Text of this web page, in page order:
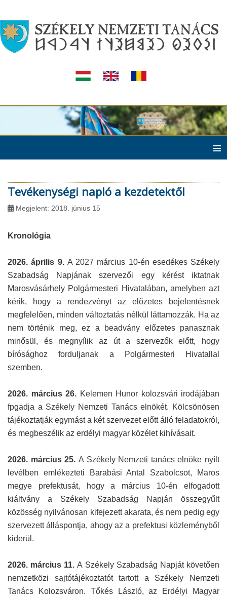
≡
Tevékenységi napló a kezdetektől
Megjelent: 2018. június 15
Kronológia
2026. április 9. A 2027 március 10-én esedékes Székely
Szabadság Napjának szervezői egy kérést iktatnak
Marosvásárhely Polgármesteri Hivatalában, amelyben azt
kérik, hogy a rendezvényt az előzetes bejelentésnek
megfelelően, minden változtatás nélkül láttamozzák. Ha az
nem történik meg, ez a beadvány előzetes panasznak
minősül, és megnyílik az út a szervezők előtt, hogy
bírósághoz forduljanak a Polgármesteri Hivatallal
szemben.
2026. március 26. Kelemen Hunor kolozsvári irodájában
fpgadja a Székely Nemzeti Tanács elnökét. Kölcsönösen
tájékoztatják egymást a két szervezet előtt álló feladatokról,
és megbeszélik az erdélyi magyar közélet kihívásait.
2026. március 25. A Székely Nemzeti tanács elnöke nyílt
levélben emlékezteti Barabási Antal Szabolcsot, Maros
megye prefektusát, hogy a március 10-én elfogadott
kiáltvány a Székely Szabadság Napján összegyűlt
közösség nyilvánosan kifejezett akarata, és nem pedig egy
szervezett álláspontja, ahogy az a prefektusi közleményből
kiderül.
2026. március 11.A Székely Szabadság Napját követően
nemzetközi sajtótájékoztatót tartott a Székely Nemzeti
Tanács Kolozsváron. Tőkés László, az Erdélyi Magyar